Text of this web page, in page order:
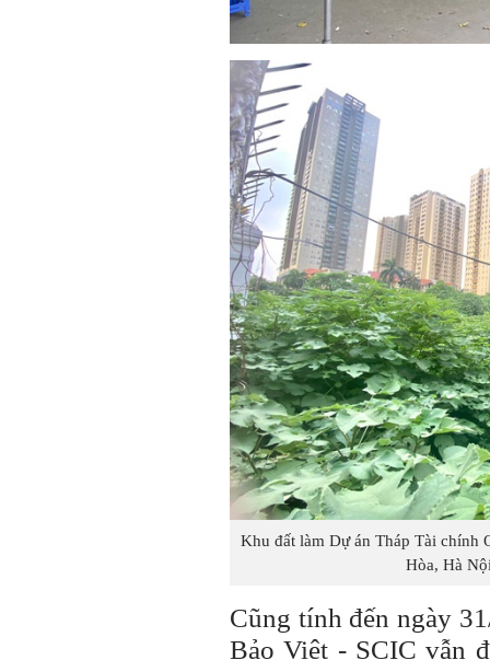
Khu đất làm Dự án Tháp Tài chính
Hòa, Hà
Cũng tính đến ngày
Bảo Việt - SCIC vẫn